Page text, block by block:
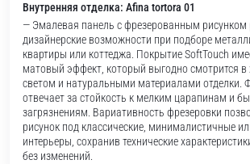
Внутренняя отделка: Afina tortora 01
— Эмалевая панель с фрезерованным рисунком
дизайнерские возможности при подборе
квартиры или коттеджа. Покрытие SoftTouch
матовый эффект, который выгодно смотрится в
светом и натуральными материалами отделки.
отвечает за стойкость к мелким царапинам и
загрязнениям. Вариативность фрезеровки
рисунок под классические, минималистичные
интерьеры, сохранив технические
без изменений.